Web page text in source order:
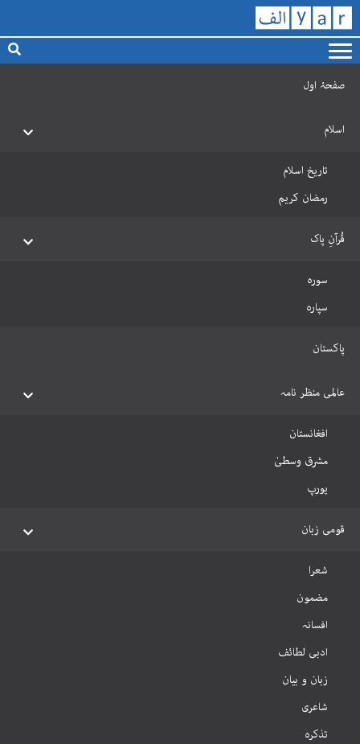
صفحۂ اول
اسلام
تاریخ اسلام
رمضان کریم
قُرآنِ پاک
سورہ
سپارہ
پاکستان
عالمی منظر نامہ
افغانستان
مشرق وسطیٰ
یورپ
قومی زبان
شعرا
مضمون
افسانہ
ادبی لطائف
زبان و بیان
شاعری
تذکرہ